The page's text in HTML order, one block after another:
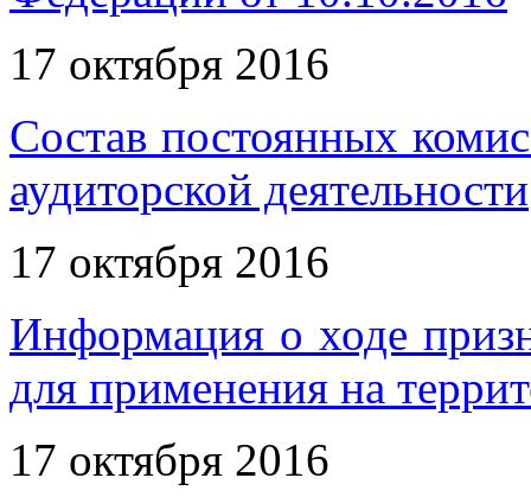
17 октября 2016
Состав постоянных
аудиторской деятельности
17 октября 2016
Информация о ходе
для применения на
17 октября 2016